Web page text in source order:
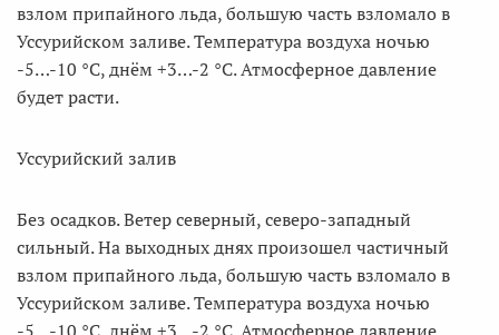
взлом припайного льда, большую часть взломало в
Уссурийском заливе. Температура воздуха ночью
-5…-10 °С, днём +3…-2 °С. Атмосферное давление
будет расти.
Уссурийский залив
Без осадков. Ветер северный, северо-западный
сильный. На выходных днях произошел частичный
взлом припайного льда, большую часть взломало в
Уссурийском заливе. Температура воздуха ночью